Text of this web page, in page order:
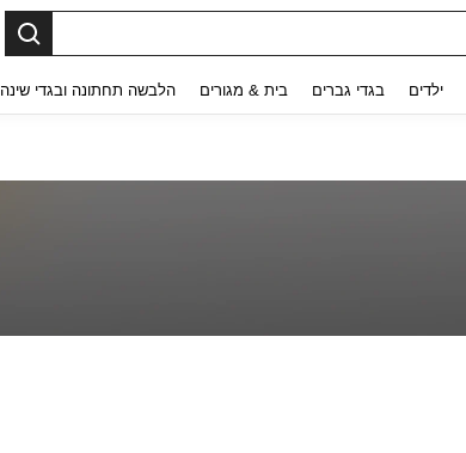
ילדים בגדי גברים בית & מגורים הלבשה תחתונה ובגדי שינה